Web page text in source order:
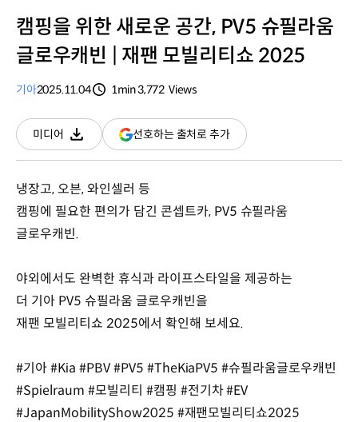
캠핑을 위한 새로운 공간, PV5 슈필라움
글로우캐빈 | 재팬 모빌리티쇼 2025
기아2025.11.04
1min3,772 Views
미디어
다운로드
선호하는 출처로 추가(새
창
냉장고, 오븐, 와인셀러 등
캠핑에 필요한 편의가 담긴 콘셉트카, PV5 슈필라움
글로우캐빈.
야외에서도 완벽한 휴식과 라이프스타일을 제공하는
더 기아 PV5 슈필라움 글로우캐빈을
재팬 모빌리티쇼 2025에서 확인해 보세요.
#기아 #Kia #PBV #PV5 #TheKiaPV5 #슈필라움글로우캐빈
#Spielraum #모빌리티 #캠핑 #전기차 #EV
#JapanMobilityShow2025 #재팬모빌리티쇼2025